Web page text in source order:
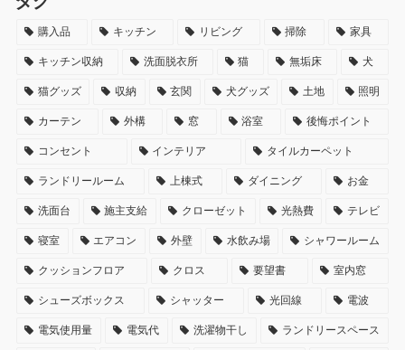
購入品 キッチン リビング 掃除 家具
キッチン収納 洗面脱衣所 猫 無垢床 犬
猫グッズ 収納 玄関 犬グッズ 土地 照明
カーテン 外構 窓 浴室 後悔ポイント
コンセント インテリア タイルカーペット
ランドリールーム 上棟式 ダイニング お金
洗面台 施主支給 クローゼット 光熱費 テレビ
寝室 エアコン 外壁 水飲み場 シャワールーム
クッションフロア クロス 要望書 室内窓
シューズボックス シャッター 光回線 電波
電気使用量 電気代 洗濯物干し ランドリースペース